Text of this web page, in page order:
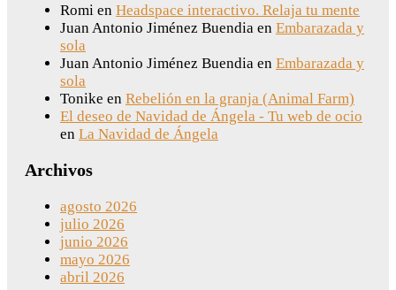
Romi en Headspace interactivo. Relaja tu mente
Juan Antonio Jiménez Buendia en Embarazada y
sola
Juan Antonio Jiménez Buendia en Embarazada y
sola
Tonike en Rebelión en la granja (Animal Farm)
El deseo de Navidad de Ángela - Tu web de ocio
en La Navidad de Ángela
Archivos
agosto 2026
julio 2026
junio 2026
mayo 2026
abril 2026